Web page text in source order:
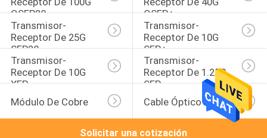
QSFP28
QSFP+
Transmisor-
Receptor De 25G
SFP28
Transmisor-
Receptor De 10G
SFP+
Transmisor-
Receptor De 10G
XFP
Transmisor-
Receptor De 1.25G
SFP
Módulo De Cobre
Cable Óptico Activo
Solicitar una cotización